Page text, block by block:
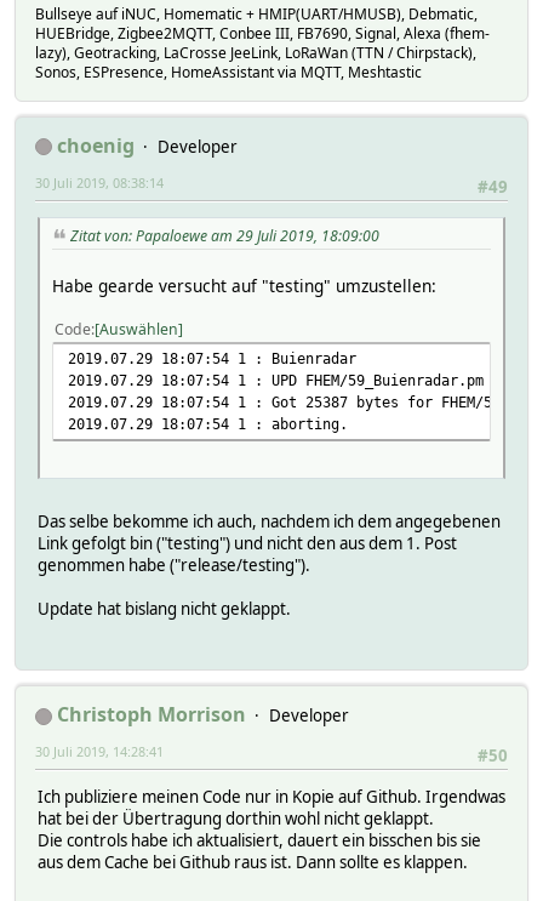
2019-07-29 22:49:30 rainTotal unknown
2019-07-29 22:49:30 state Got JSON but
Attributes:
disabled off
event-on-change-reading rainBegin
interval 300
region de
room Weather
Bullseye auf iNUC, Homematic + HMIP(UART/HMUSB), Debmatic,
HUEBridge, Zigbee2MQTT, Conbee III, FB7690, Signal, Alexa (fhem-
lazy), Geotracking, LaCrosse JeeLink, LoRaWan (TTN / Chirpstack),
Sonos, ESPresence, HomeAssistant via MQTT, Meshtastic
choenig
Developer
#49
30 Juli 2019, 08:38:14
Zitat von: Papaloewe am 29 Juli 2019, 18:09:00
Habe gearde versucht auf "testing" umzustellen:
Code Auswählen
2019.07.29 18:07:54 1 : Buienradar
2019.07.29 18:07:54 1 : UPD FHEM/59_Buienradar.pm
2019.07.29 18:07:54 1 : Got 25387 bytes for FHEM/
2019.07.29 18:07:54 1 : aborting.
Das selbe bekomme ich auch, nachdem ich dem angegebenen
Link gefolgt bin ("testing") und nicht den aus dem 1. Post
genommen habe ("release/testing").
Update hat bislang nicht geklappt.
Christoph Morrison
Developer
#50
30 Juli 2019, 14:28:41
Ich publiziere meinen Code nur in Kopie auf Github. Irgendwas
hat bei der Übertragung dorthin wohl nicht geklappt.
Die controls habe ich aktualisiert, dauert ein bisschen bis sie
aus dem Cache bei Github raus ist. Dann sollte es klappen.